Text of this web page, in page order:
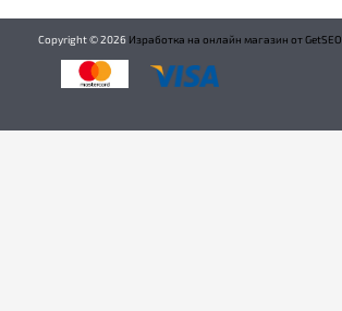
Copyright ©2026 Изработка на онлайн магазин от GetSEO